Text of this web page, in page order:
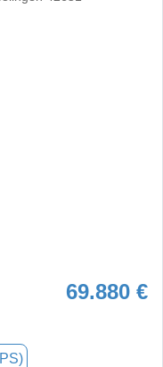
69.880 €